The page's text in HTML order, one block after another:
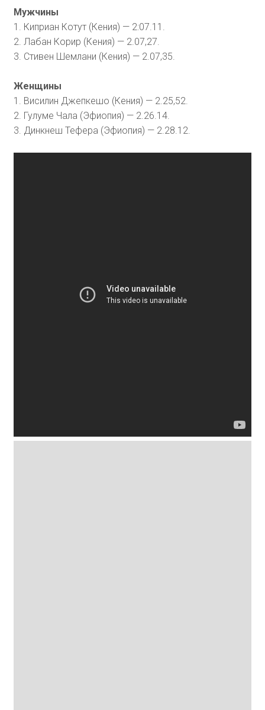
Мужчины
1. Киприан Котут (Кения) — 2:07.11.
2. Лабан Корир (Кения) — 2.07,27.
3. Стивен Шемлани (Кения) — 2.07,35.
Женщины
1. Висилин Джепкешо (Кения) — 2.25,52.
2. Гулуме Чала (Эфиопия) — 2.26.14.
3. Динкнеш Тефера (Эфиопия) — 2.28.12.